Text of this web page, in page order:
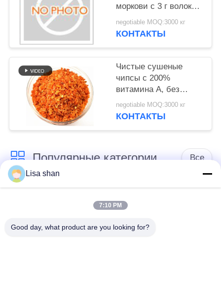
моркови с 3 г волокна
150 мг натрия и 90
ккал Идеально
экспорта продуктов
питания
negotiable MOQ:3000 кг
КОНТАКТЫ
Чистые сушеные
чипсы с 200%
витамина А, без
консервантов и ярко-
оранжевого цвета -
negotiable MOQ:3000 кг
КОНТАКТЫ
Популярные категории Все
Сухие мякиши
японские мякиши
хлеба
Зажаренная в
Lisa shan
7:10 PM
Good day, what product are you looking for?